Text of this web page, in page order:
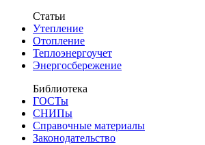
Статьи
Утепление
Отопление
Теплоэнергоучет
Энергосбережение
Библиотека
ГОСТы
СНИПы
Справочные материалы
Законодательство